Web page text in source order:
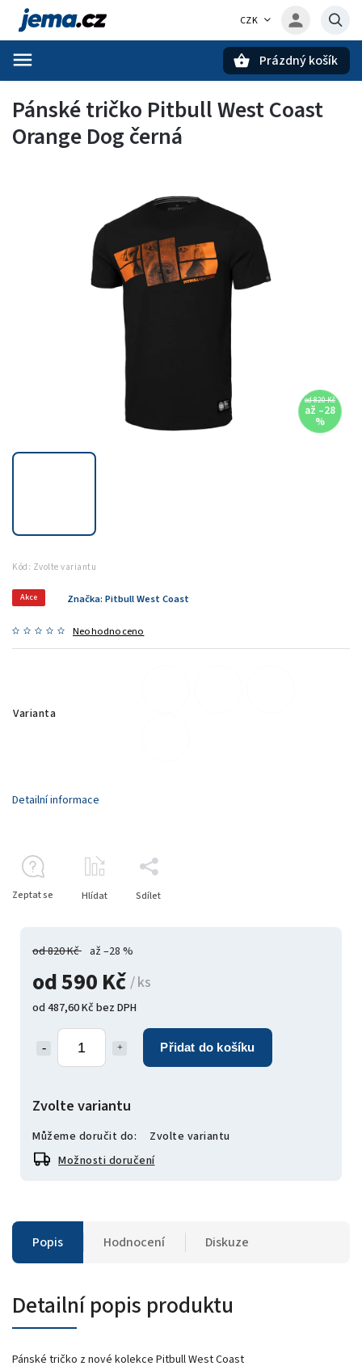
CZK
Prázdný košík
Pánské tričko Pitbull West Coast
Orange Dog černá
od 820 Kč
až –28
%
Kód: Zvolte variantu
Akce
Neohodnoceno
Značka: Pitbull West Coast
Varianta
od 820 Kč až –28 %
od590 Kč / ks
od487,60 Kčbez DPH
Přidat do košíku
Zvolte variantu
Můžeme doručit do:
Zvolte variantu
Možnosti doručení
Detailní informace
Zeptat se Hlídat Sdílet
Popis Hodnocení Diskuze
Detailní popis produktu
Pánské tričko z nové kolekce Pitbull West Coast